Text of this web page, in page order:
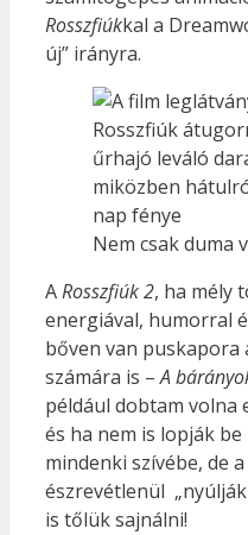
Rosszfiúkkal a
új” irányra.
Nem csak duma
ARosszfiúk 2, ha mély
energiával, humorral
bőven van
számára is –A
például dobtam volna
és ha nem is lopják
mindenki szívébe, de
észrevétlenül
is tőlük sajnálni!